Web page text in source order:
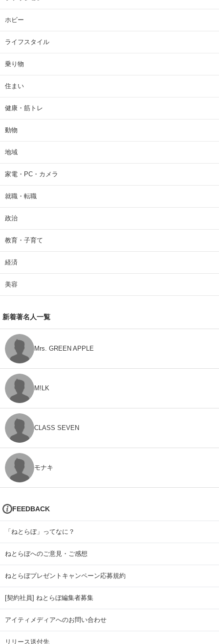
ホビー
ライフスタイル
乗り物
住まい
健康・筋トレ
動物
地域
家電・PC・カメラ
就職・転職
政治
教育・子育て
経済
美容
新着著名人一覧
Mrs. GREEN APPLE
M!LK
CLASS SEVEN
モナキ
FEEDBACK
「ねとらぼ」ってなに？
ねとらぼへのご意見・ご感想
ねとらぼプレゼントキャンペーン応募規約
[契約社員] ねとらぼ編集者募集
アイティメディアへのお問い合わせ
リリース送付先